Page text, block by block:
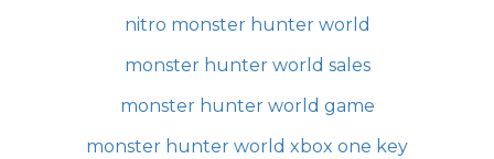
nitro monster hunter world
monster hunter world sales
monster hunter world game
monster hunter world xbox one key